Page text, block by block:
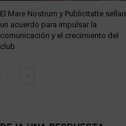
El Mare Nostrum y Publicitatte sellan
un acuerdo para impulsar la
comunicación y el crecimiento del
club